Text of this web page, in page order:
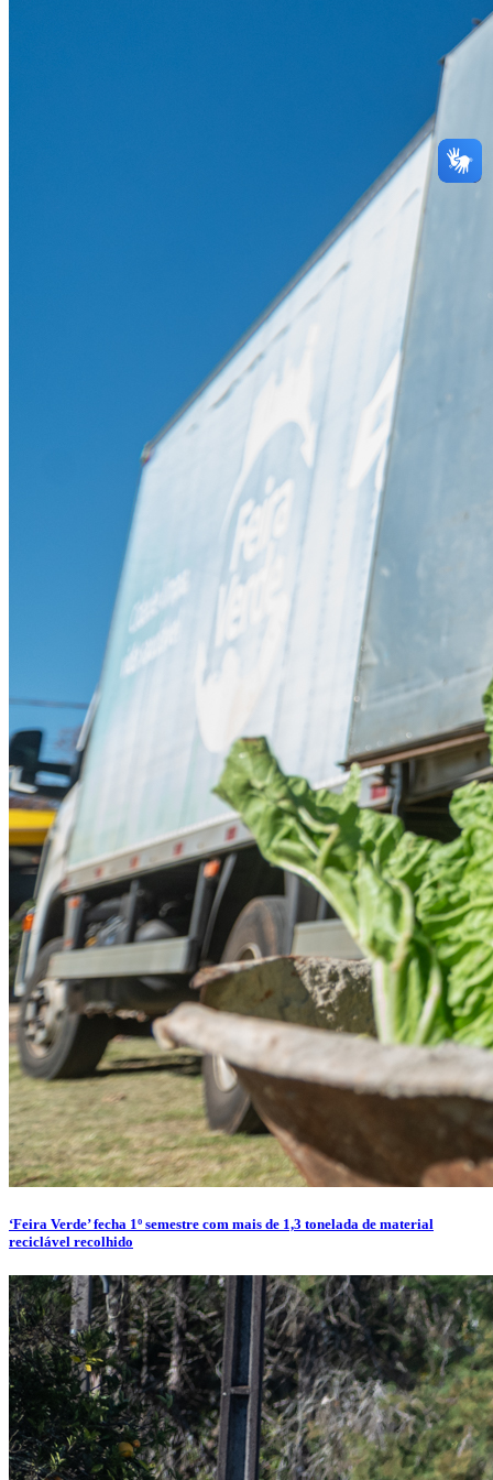
‘Feira Verde’ fecha 1º semestre com mais de 1,3 tonelada de material
reciclável recolhido